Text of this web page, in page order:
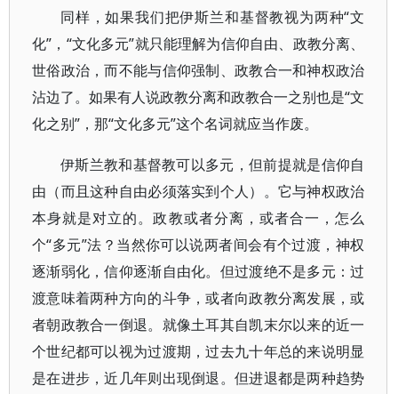
同样，如果我们把伊斯兰和基督教视为两种“文
化”，“文化多元”就只能理解为信仰自由、政教分离、
世俗政治，而不能与信仰强制、政教合一和神权政治
沾边了。如果有人说政教分离和政教合一之别也是“文
化之别”，那“文化多元”这个名词就应当作废。
伊斯兰教和基督教可以多元，但前提就是信仰自
由（而且这种自由必须落实到个人）。它与神权政治
本身就是对立的。政教或者分离，或者合一，怎么
个“多元”法？当然你可以说两者间会有个过渡，神权
逐渐弱化，信仰逐渐自由化。但过渡绝不是多元：过
渡意味着两种方向的斗争，或者向政教分离发展，或
者朝政教合一倒退。就像土耳其自凯末尔以来的近一
个世纪都可以视为过渡期，过去九十年总的来说明显
是在进步，近几年则出现倒退。但进退都是两种趋势